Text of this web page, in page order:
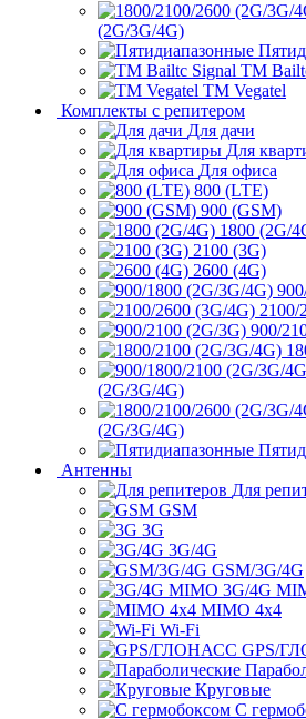
(2G/3G/4G)
ТМ
ТМ Vegatel
Комплекты с репитером
Для дачи
Для
Для офиса
800 (LTE)
900 (GSM)
1800 (2G/
2100 (3G)
2600 (4G)
2100/
900/
(2G/3G/4G)
(2G/3G/4G)
Антенны
Для
GSM
3G
3G/4G
GSM/3G/4G
3G/4G
MIMO 4x4
Wi-Fi
GPS/
Круговые
С